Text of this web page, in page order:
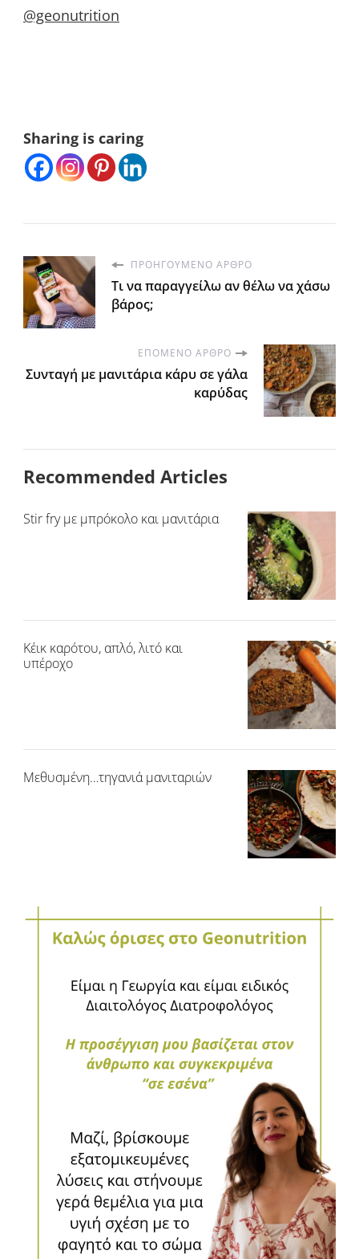
@geonutrition
Sharing is caring
ΠΡΟΗΓΟΎΜΕΝΟ ΆΡΘΡΟ
Τι να παραγγείλω αν θέλω να χάσω
βάρος;
ΕΠΌΜΕΝΟ ΆΡΘΡΟ
Συνταγή με μανιτάρια κάρυ σε γάλα
καρύδας
Recommended Articles
Stir fry με μπρόκολο και μανιτάρια
Κέικ καρότου, απλό, λιτό και
υπέροχο
Μεθυσμένη…τηγανιά μανιταριών